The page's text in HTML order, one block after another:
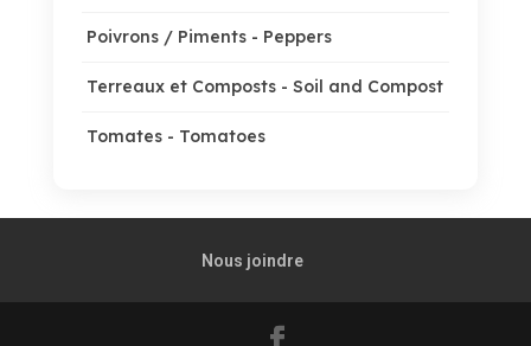
Poivrons / Piments - Peppers
Terreaux et Composts - Soil and Compost
Tomates - Tomatoes
Nous joindre